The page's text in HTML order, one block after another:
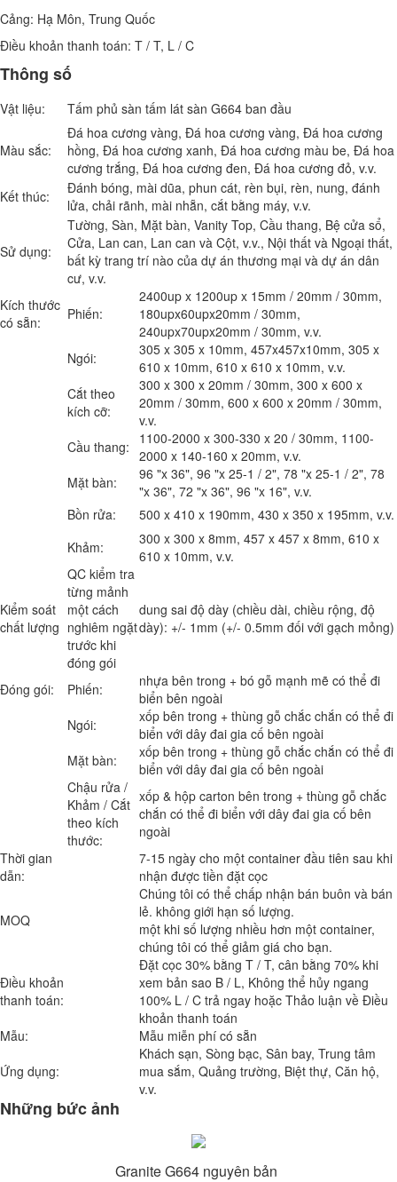
Cảng: Hạ Môn, Trung Quốc
Điều khoản thanh toán: T / T, L / C
Thông số
Vật liệu: Tấm phủ sàn tấm lát sàn G664 ban đầu
Màu sắc:
Đá hoa cương vàng, Đá hoa cương vàng, Đá hoa cương
hồng, Đá hoa cương xanh, Đá hoa cương màu be, Đá hoa
cương trắng, Đá hoa cương đen, Đá hoa cương đỏ, v.v.
Kết thúc:
Đánh bóng, mài dũa, phun cát, rèn bụi, rèn, nung, đánh
lửa, chải rãnh, mài nhẵn, cắt bằng máy, v.v.
Sử dụng:
Tường, Sàn, Mặt bàn, Vanity Top, Cầu thang, Bệ cửa sổ,
Cửa, Lan can, Lan can và Cột, v.v., Nội thất và Ngoại thất,
bất kỳ trang trí nào của dự án thương mại và dự án dân
cư, v.v.
Kích thước
có sẵn:
Phiến:
2400up x 1200up x 15mm / 20mm / 30mm,
180upx60upx20mm / 30mm,
240upx70upx20mm / 30mm, v.v.
Ngói:
305 x 305 x 10mm, 457x457x10mm, 305 x
610 x 10mm, 610 x 610 x 10mm, v.v.
Cắt theo
kích cỡ:
300 x 300 x 20mm / 30mm, 300 x 600 x
20mm / 30mm, 600 x 600 x 20mm / 30mm,
v.v.
Cầu thang:
1100-2000 x 300-330 x 20 / 30mm, 1100-
2000 x 140-160 x 20mm, v.v.
Mặt bàn:
96 "x 36", 96 "x 25-1 / 2", 78 "x 25-1 / 2", 78
"x 36", 72 "x 36", 96 "x 16", v.v.
Bồn rửa:
500 x 410 x 190mm, 430 x 350 x 195mm, v.v.
Khảm:
300 x 300 x 8mm, 457 x 457 x 8mm, 610 x
610 x 10mm, v.v.
Kiểm soát
chất lượng
QC kiểm tra
từng mảnh
một cách
nghiêm ngặt
trước khi
đóng gói
dung sai độ dày (chiều dài, chiều rộng, độ
dày): +/- 1mm (+/- 0.5mm đối với gạch mỏng)
Đóng gói: Phiến:
nhựa bên trong + bó gỗ mạnh mẽ có thể đi
biển bên ngoài
Ngói:
xốp bên trong + thùng gỗ chắc chắn có thể đi
biển với dây đai gia cố bên ngoài
Mặt bàn:
xốp bên trong + thùng gỗ chắc chắn có thể đi
biển với dây đai gia cố bên ngoài
Chậu rửa /
Khảm / Cắt
theo kích
thước:
xốp & hộp carton bên trong + thùng gỗ chắc
chắn có thể đi biển với dây đai gia cố bên
ngoài
Thời gian
dẫn:
7-15 ngày cho một container đầu tiên sau khi
nhận được tiền đặt cọc
MOQ
Chúng tôi có thể chấp nhận bán buôn và bán
lẻ. không giới hạn số lượng.
một khi số lượng nhiều hơn một container,
chúng tôi có thể giảm giá cho bạn.
Điều khoản
thanh toán:
Đặt cọc 30% bằng T / T, cân bằng 70% khi
xem bản sao B / L, Không thể hủy ngang
100% L / C trả ngay hoặc Thảo luận về Điều
khoản thanh toán
Mẫu:
Mẫu miễn phí có sẵn
Ứng dụng:
Khách sạn, Sòng bạc, Sân bay, Trung tâm
mua sắm, Quảng trường, Biệt thự, Căn hộ,
v.v.
Những bức ảnh
Granite G664 nguyên bản